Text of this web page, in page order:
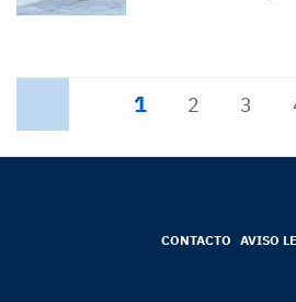
1 2 3
CONTACTO AVISO